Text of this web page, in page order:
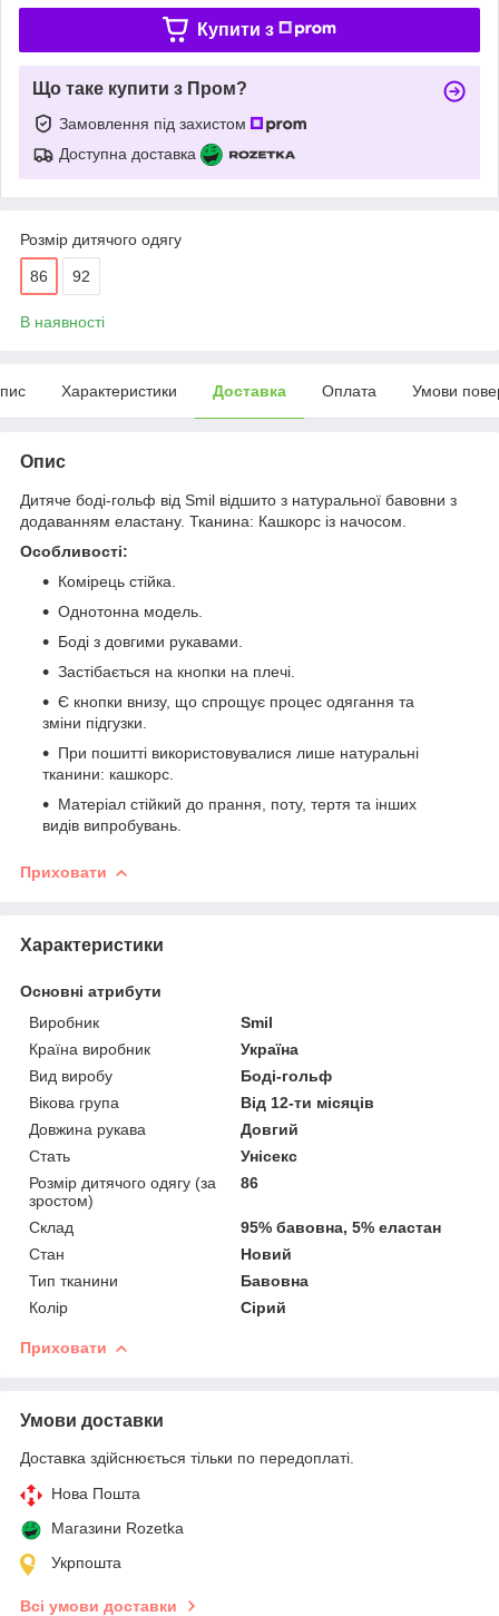
Купити з
Що таке купити з Пром?
Замовлення під захистом
Доступна доставка
Розмір дитячого одягу
86 92
В наявності
Характеристики Доставка Оплата Умови
Опис
Дитяче боді-гольф від Smil відшито з натуральної бавовни з
додаванням еластану. Тканина: Кашкорс із начосом.
Особливості:
Комірець стійка.
Однотонна модель.
Боді з довгими рукавами.
Застібається на кнопки на плечі.
Є кнопки внизу, що спрощує процес одягання та
зміни підгузки.
При пошитті використовувалися лише натуральні
тканини: кашкорс.
Матеріал стійкий до прання, поту, тертя та інших
видів випробувань.
Приховати
Характеристики
Основні атрибути
Виробник
Smil
Країна виробник
Україна
Вид виробу
Боді-гольф
Вікова група
Від 12-ти місяців
Довжина рукава
Довгий
Стать
Унісекс
Розмір дитячого одягу (за
зростом)
86
Склад
95% бавовна, 5% еластан
Стан
Новий
Тип тканини
Бавовна
Колір
Сірий
Приховати
Умови доставки
Доставка здійснюється тільки по передоплаті.
Нова Пошта
Магазини Rozetka
Укрпошта
Всі умови доставки